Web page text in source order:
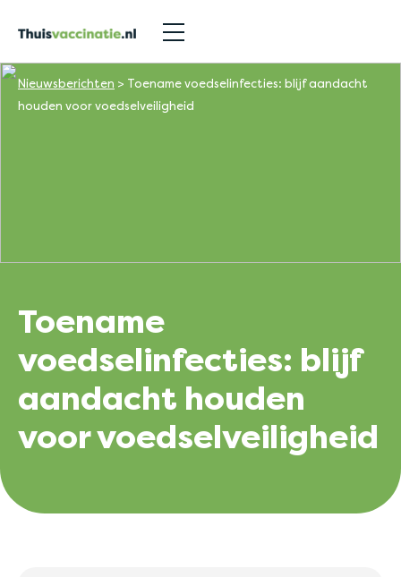
Nieuwsberichten > Toename voedselinfecties: blijf aandacht
houden voor voedselveiligheid
Toename
voedselinfecties: blijf
aandacht houden
voor voedselveiligheid